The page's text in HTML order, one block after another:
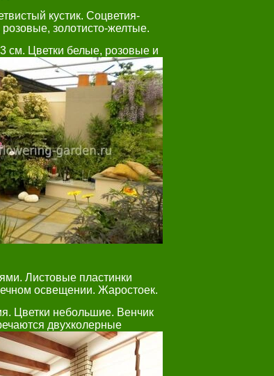
кустик. Соцветия-
золотисто-желтые.
см. Цветки белые, розовые и
Листовые пластинки
освещении. Жаростоек.
Цветки небольшие. Венчик
двухколерные